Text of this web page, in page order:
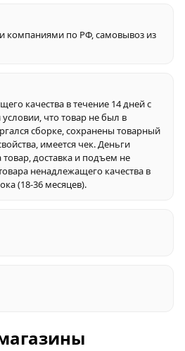
компаниями по РФ, самовывоз из
качества в течение 14 дней с
что товар не был в
сборке, сохранены товарный
имеется чек. Деньги
доставка и подъем не
ненадлежащего качества в
(18-36 месяцев).